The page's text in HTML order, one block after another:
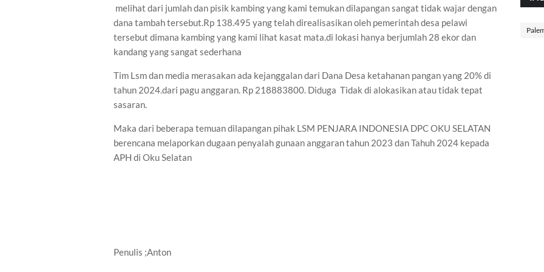
melihat dari jumlah dan pisik kambing yang kami temukan dilapangan sangat tidak wajar dengan
dana tambah tersebut.Rp 138.495 yang telah direalisasikan oleh pemerintah desa pelawi
tersebut dimana kambing yang kami lihat kasat mata.di lokasi hanya berjumlah 28 ekor dan
kandang yang sangat sederhana
Tim Lsm dan media merasakan ada kejanggalan dari Dana Desa ketahanan pangan yang 20% di
tahun 2024.dari pagu anggaran. Rp 218883800. Diduga Tidak di alokasikan atau tidak tepat
sasaran.
Maka dari beberapa temuan dilapangan pihak LSM PENJARA INDONESIA DPC OKU SELATAN
berencana melaporkan dugaan penyalah gunaan anggaran tahun 2023 dan Tahuh 2024 kepada
APH di Oku Selatan
Penulis ;Anton